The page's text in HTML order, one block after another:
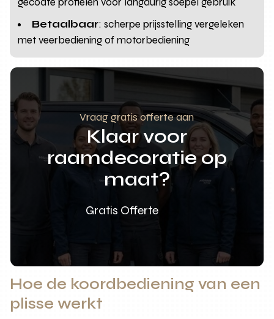
Betaalbaar: scherpe prijsstelling vergeleken
met veerbediening of motorbediening
Vraag gratis offerte aan
Klaar voor
raamdecoratie op
maat?
Gratis Offerte
Hoe de koordbediening van een
plisse werkt